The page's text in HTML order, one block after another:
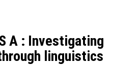
A : Investigating
linguistics